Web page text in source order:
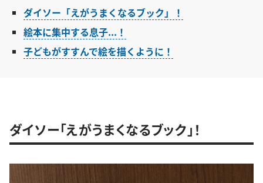
ダイソー「えがうまくなるブック」！
絵本に集中する息子...！
子どもがすすんで絵を描くように！
ダイソー「えがうまくなるブック」！